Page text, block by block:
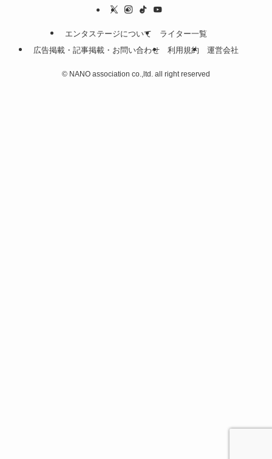
エンタステージについて
ライター一覧
広告掲載・記事掲載・お問い合わせ
利用規約 運営会社
© NANO association co.,ltd. all right reserved